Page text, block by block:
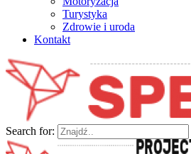
Turystyka
Zdrowie i uroda
Kontakt
Search for: